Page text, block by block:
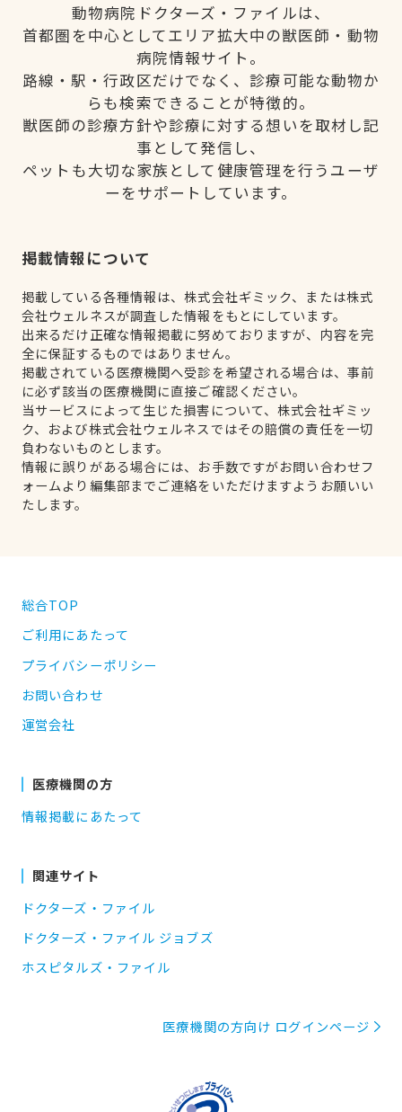
動物病院ドクターズ・ファイルは、
首都圏を中心としてエリア拡大中の獣医師・動物
病院情報サイト。
路線・駅・行政区だけでなく、診療可能な動物か
らも検索できることが特徴的。
獣医師の診療方針や診療に対する想いを取材し記
事として発信し、
ペットも大切な家族として健康管理を行うユーザ
ーをサポートしています。
掲載情報について
掲載している各種情報は、株式会社ギミック、または株式
会社ウェルネスが調査した情報をもとにしています。
出来るだけ正確な情報掲載に努めておりますが、内容を完
全に保証するものではありません。
掲載されている医療機関へ受診を希望される場合は、事前
に必ず該当の医療機関に直接ご確認ください。
当サービスによって生じた損害について、株式会社ギミッ
ク、および株式会社ウェルネスではその賠償の責任を一切
負わないものとします。
情報に誤りがある場合には、お手数ですがお問い合わせフ
ォームより編集部までご連絡をいただけますようお願いい
たします。
総合TOP
ご利用にあたって
プライバシーポリシー
お問い合わせ
運営会社
医療機関の方
情報掲載にあたって
関連サイト
ドクターズ・ファイル
ドクターズ・ファイル ジョブズ
ホスピタルズ・ファイル
医療機関の方向け ログインページ